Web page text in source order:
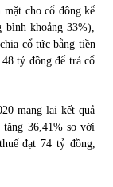
cho cổ đông kể
khoảng 33%),
cổ tức bằng tiền
tỷ đồng để trả cổ
mang lại kết quả
36,41% so với
đạt 74 tỷ đồng,